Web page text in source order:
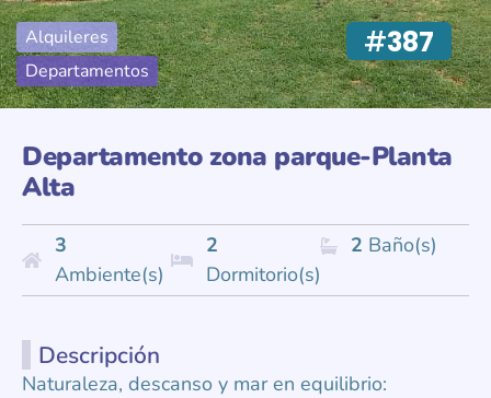
Alquileres
Departamentos
#387
Departamento zona parque-Planta
Alta
3
Ambiente(s)
2
Dormitorio(s)
2 Baño(s)
Descripción
Naturaleza, descanso y mar en equilibrio: